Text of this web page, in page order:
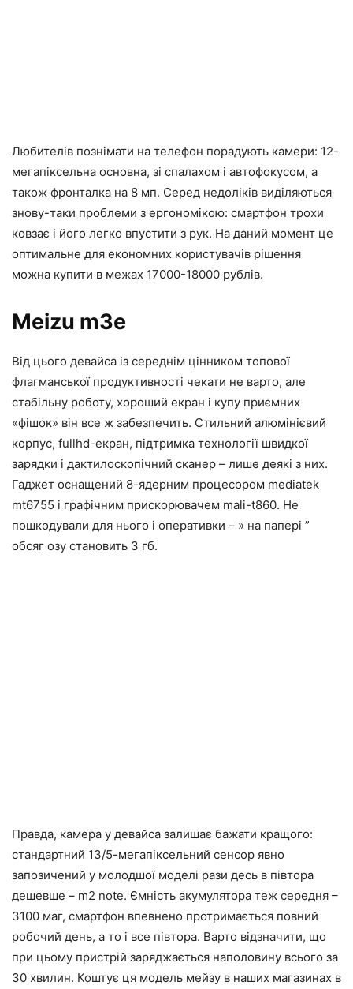
Любителів познімати на телефон порадують камери: 12-
мегапіксельна основна, зі спалахом і автофокусом, а
також фронталка на 8 мп. Серед недоліків виділяються
знову-таки проблеми з ергономікою: смартфон трохи
ковзає і його легко впустити з рук. На даний момент це
оптимальне для економних користувачів рішення
можна купити в межах 17000-18000 рублів.
Meizu m3e
Від цього девайса із середнім цінником топової
флагманської продуктивності чекати не варто, але
стабільну роботу, хороший екран і купу приємних
«фішок» він все ж забезпечить. Стильний алюмінієвий
корпус, fullhd-екран, підтримка технології швидкої
зарядки і дактилоскопічний сканер – лише деякі з них.
Гаджет оснащений 8-ядерним процесором mediatek
mt6755 і графічним прискорювачем mali-t860. Не
пошкодували для нього і оперативки – » на папері ”
обсяг озу становить 3 гб.
Правда, камера у девайса залишає бажати кращого:
стандартний 13/5-мегапіксельний сенсор явно
запозичений у молодшої моделі рази десь в півтора
дешевше – m2 note. Ємність акумулятора теж середня –
3100 маг, смартфон впевнено протримається повний
робочий день, а то і все півтора. Варто відзначити, що
при цьому пристрій заряджається наполовину всього за
30 хвилин. Коштує ця модель мейзу в наших магазинах в